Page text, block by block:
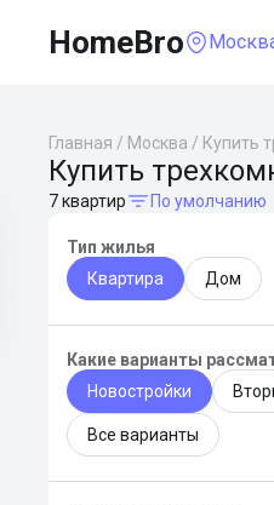
HomeBro
Главная / Москва / Купить
Купить
7 квартир По умолчанию
Тип жилья
Квартира
Дом
Какие варианты
Новостройки
Все варианты